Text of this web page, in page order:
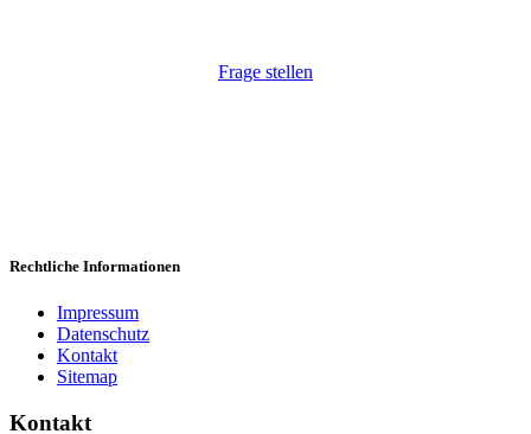
Frage stellen
Rechtliche Informationen
Impressum
Datenschutz
Kontakt
Sitemap
Kontakt